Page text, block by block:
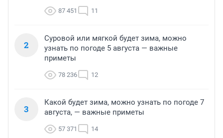
87 451 11
2
Суровой или мягкой будет зима, можно
узнать по погоде 5 августа — важные
приметы
78 236 12
3
Какой будет зима, можно узнать по погоде 7
августа, — важные приметы
57 371 14